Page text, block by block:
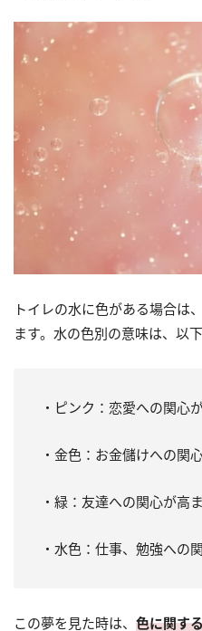
トイレの水に色がある場合は
ます。水の色別の意味は、以下
・ピンク：恋愛への関心
・金色：お金儲けへの関
・緑：友達への関心が高
・水色：仕事、勉強への
この夢を見た時は、 色に関す